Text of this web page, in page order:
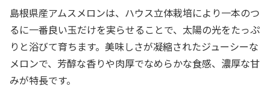
島根県産アムスメロンは、ハウス立体栽培により一本のつ
るに一番良い玉だけを実らせることで、太陽の光をたっぷ
りと浴びて育ちます。美味しさが凝縮されたジューシーな
メロンで、芳醇な香りや肉厚でなめらかな食感、濃厚な甘
みが特長です。